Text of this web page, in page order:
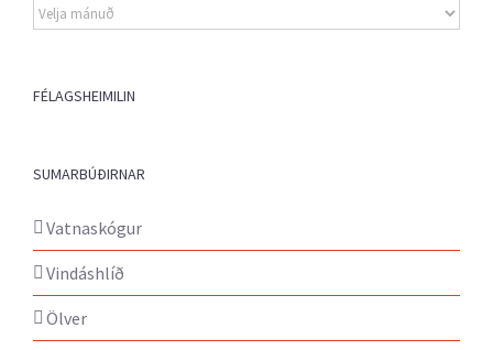
Eldri
fréttir
FÉLAGSHEIMILIN
SUMARBÚÐIRNAR
Vatnaskógur
Vindáshlíð
Ölver